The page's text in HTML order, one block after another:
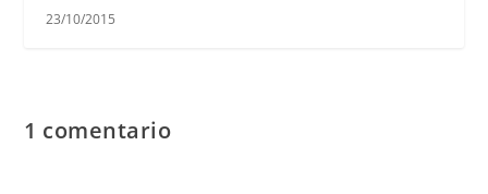
23/10/2015
1 comentario